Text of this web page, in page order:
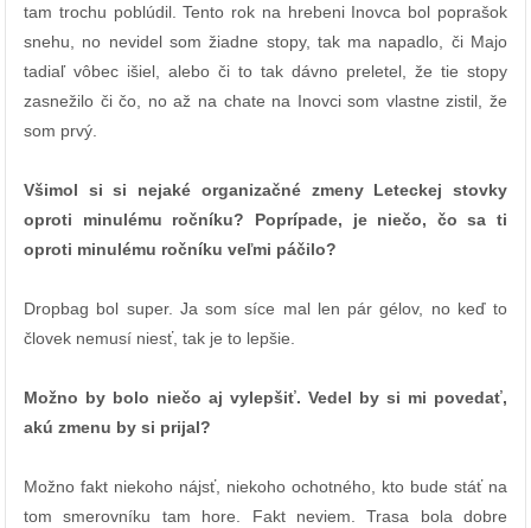
tam trochu poblúdil. Tento rok na hrebeni Inovca bol poprašok
snehu, no nevidel som žiadne stopy, tak ma napadlo, či Majo
tadiaľ vôbec išiel, alebo či to tak dávno preletel, že tie stopy
zasnežilo či čo, no až na chate na Inovci som vlastne zistil, že
som prvý.
Všimol si si nejaké organizačné zmeny Leteckej stovky
oproti minulému ročníku? Poprípade, je niečo, čo sa ti
oproti minulému ročníku veľmi páčilo?
Dropbag bol super. Ja som síce mal len pár gélov, no keď to
človek nemusí niesť, tak je to lepšie.
Možno by bolo niečo aj vylepšiť. Vedel by si mi povedať,
akú zmenu by si prijal?
Možno fakt niekoho nájsť, niekoho ochotného, kto bude stáť na
tom smerovníku tam hore. Fakt neviem. Trasa bola dobre